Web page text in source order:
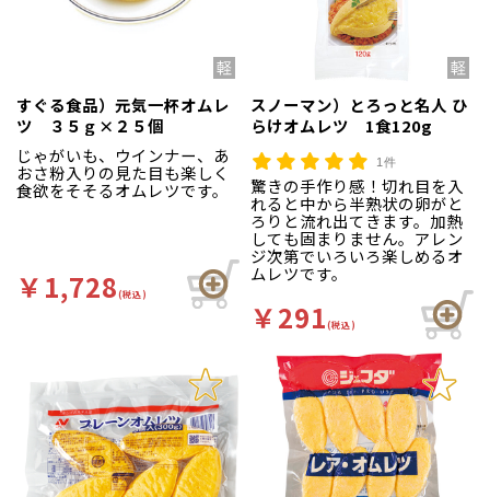
すぐる食品）元気一杯オムレ
ツ ３５ｇ×２５個
じゃがいも、ウインナー、あ
おさ粉入りの見た目も楽しく
食欲をそそるオムレツです。
￥1,728(税込)
スノーマン）とろっと名人 ひ
らけオムレツ 1食120g
1件
驚きの手作り感！切れ目を入
れると中から半熟状の卵がと
ろりと流れ出てきます。加熱
しても固まりません。アレン
ジ次第でいろいろ楽しめるオ
ムレツです。
￥291(税込)